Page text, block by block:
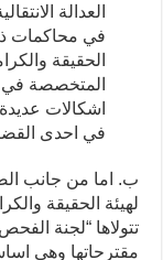
العدالة
في محاكمات
المتخصصة في
اشكالات
في احدى
ب. اما من جانب
لهيئة الحقيقة
تتولاها “لجنة
مقترحاتها وهي